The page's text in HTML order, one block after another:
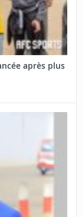
après plus